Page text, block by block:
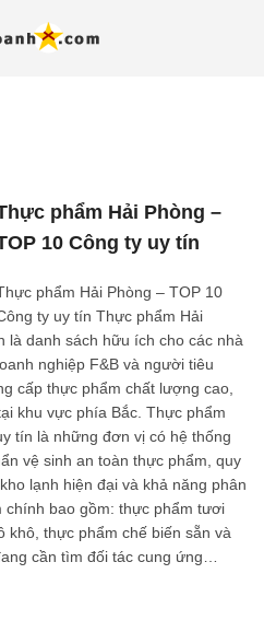
AI
phẩm Hải Phòng –
10 Công ty uy tín
phẩm Hải Phòng – TOP 10
ty uy tín Thực phẩm Hải
là danh sách hữu ích cho các nhà
nghiệp F&B và người tiêu
cấp thực phẩm chất lượng cao,
khu vực phía Bắc. Thực phẩm
tín là những đơn vị có hệ thống
vệ sinh an toàn thực phẩm, quy
lạnh hiện đại và khả năng phân
chính bao gồm: thực phẩm tươi
khô, thực phẩm chế biến sẵn và
cần tìm đối tác cung ứng…